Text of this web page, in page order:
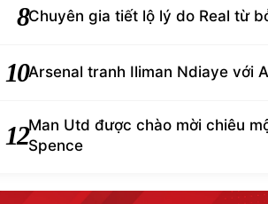
8Chuyên gia tiết lộ lý do Real từ
10Arsenal tranh Iliman Ndiaye với
12Man Utd được chào mời chiêu
Spence